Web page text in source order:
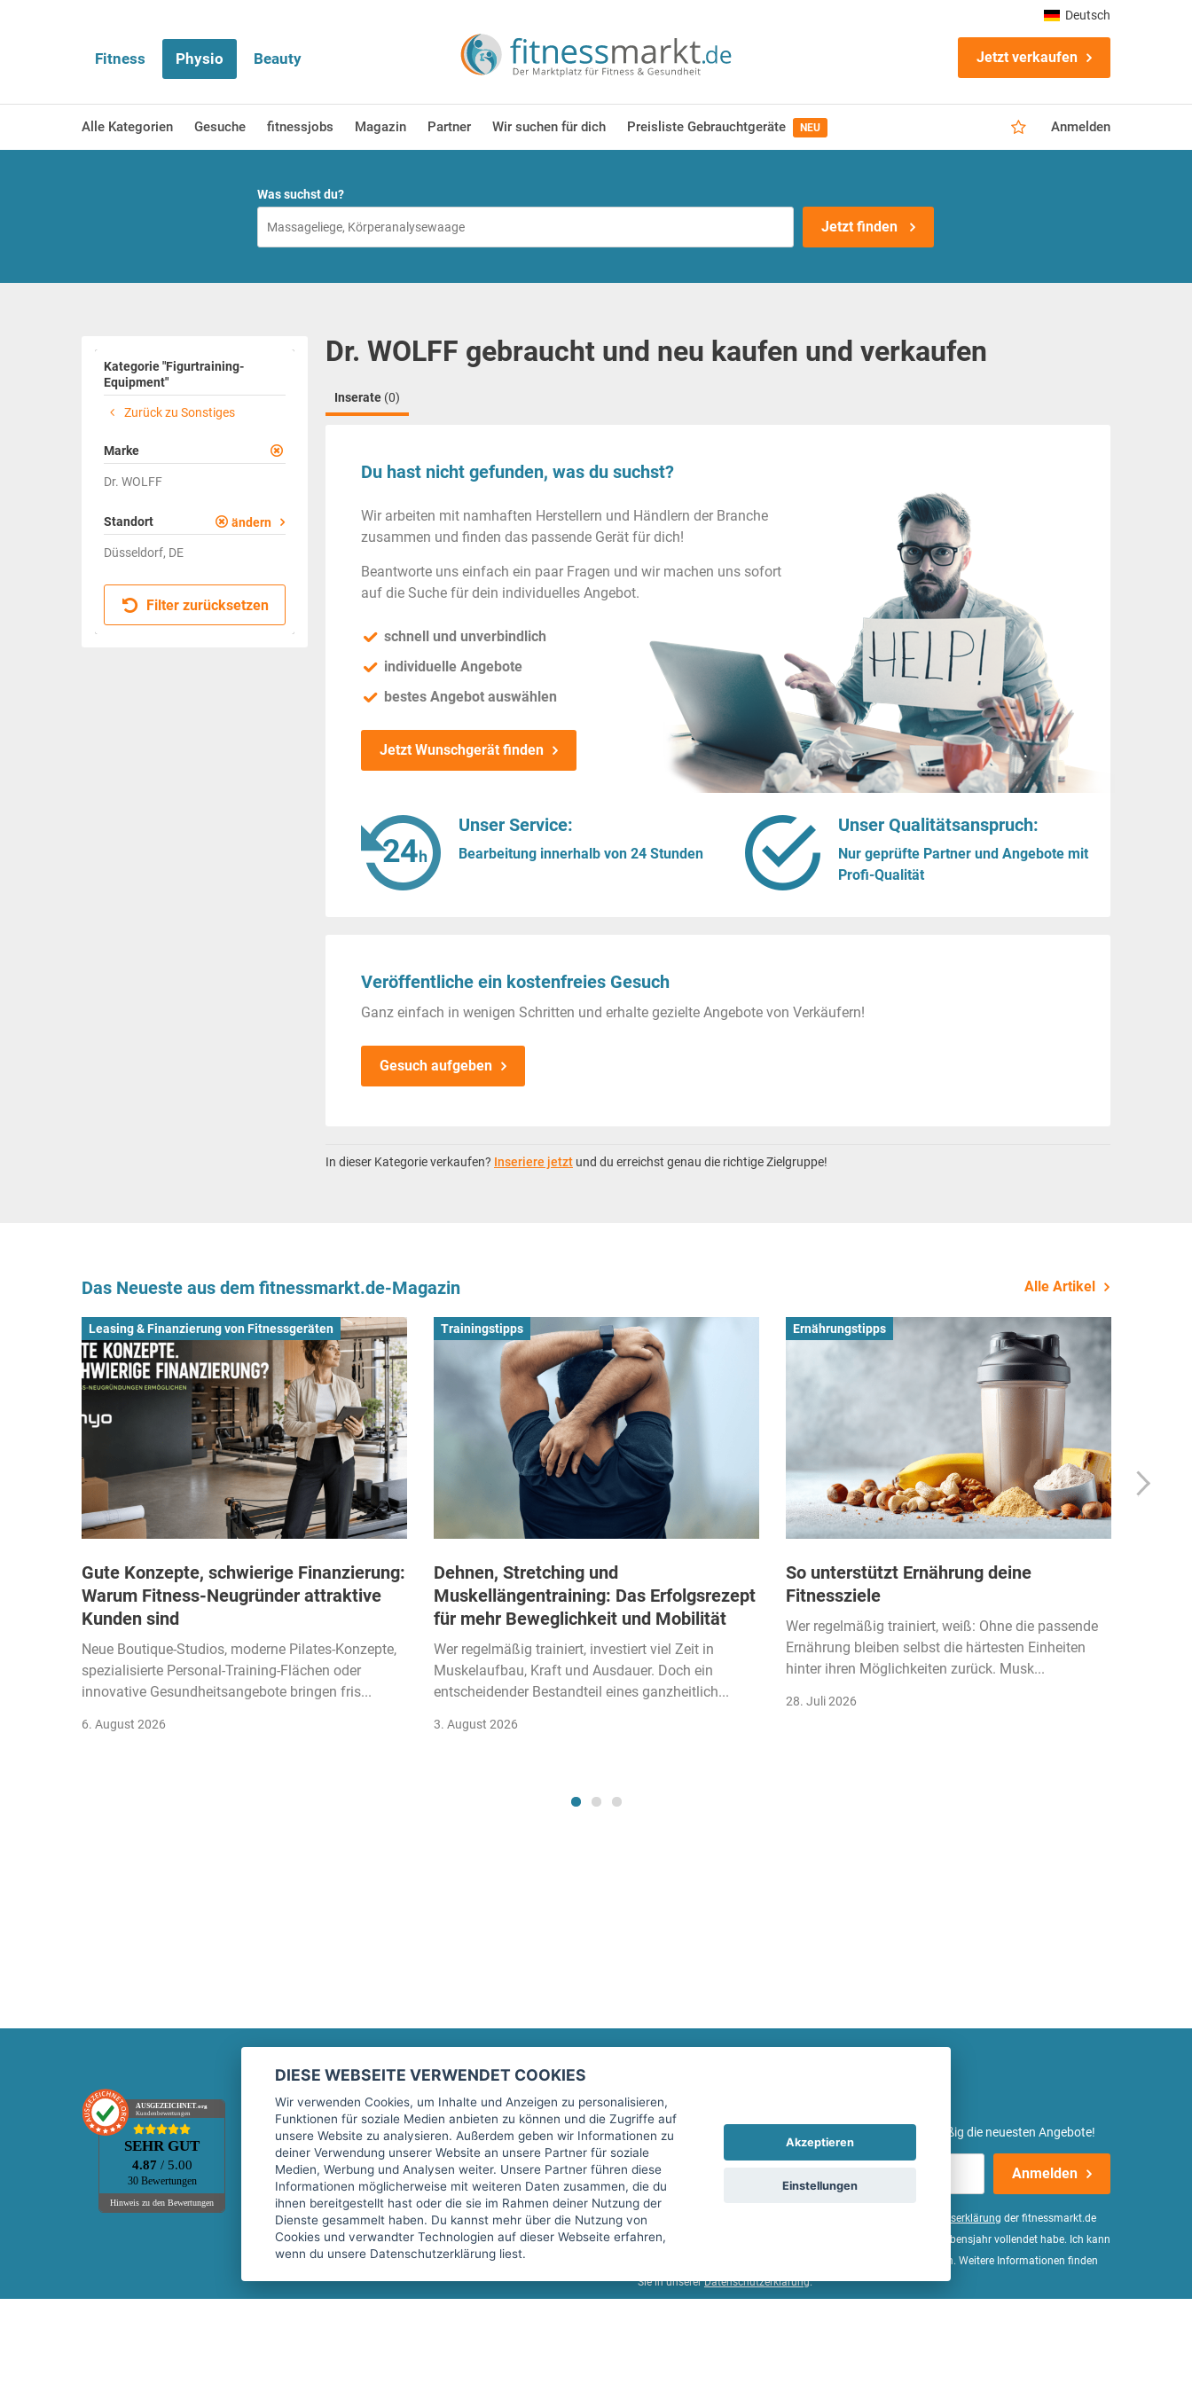
Fitness Physio Beauty Jetzt verkaufen
Alle Kategorien Gesuche fitnessjobs Magazin Partner Wir suchen für dich Preisliste Gebrauchtgeräte NEU Anmelden
Deutsch
Was suchst du?
Jetzt finden
Kategorie "Figurtraining-
Equipment"
Zurück zu Sonstiges
Marke
Dr. WOLFF
Standort ändern
Düsseldorf, DE
Filter zurücksetzen
Dr. WOLFF gebraucht und neu kaufen und verkaufen
Inserate (0)
Du hast nicht gefunden, was du suchst?
Wir arbeiten mit namhaften Herstellern und Händlern der Branche
zusammen und finden das passende Gerät für dich!
Beantworte uns einfach ein paar Fragen und wir machen uns sofort
auf die Suche für dein individuelles Angebot.
schnell und unverbindlich
individuelle Angebote
bestes Angebot auswählen
Jetzt Wunschgerät finden
Unser Service:
Bearbeitung innerhalb von 24 Stunden
Unser Qualitätsanspruch:
Nur geprüfte Partner und Angebote mit
Profi-Qualität
Veröffentliche ein kostenfreies Gesuch
Ganz einfach in wenigen Schritten und erhalte gezielte Angebote von Verkäufern!
Gesuch aufgeben
In dieser Kategorie verkaufen? Inseriere jetzt und du erreichst genau die richtige Zielgruppe!
Das Neueste aus dem fitnessmarkt.de-Magazin Alle Artikel
Leasing & Finanzierung von Fitnessgeräten
Gute Konzepte, schwierige Finanzierung:
Warum Fitness-Neugründer attraktive
Kunden sind
Neue Boutique-Studios, moderne Pilates-Konzepte,
spezialisierte Personal-Training-Flächen oder
innovative Gesundheitsangebote bringen fris...
6. August 2026
Trainingstipps
Dehnen, Stretching und
Muskellängentraining: Das Erfolgsrezept
für mehr Beweglichkeit und Mobilität
Wer regelmäßig trainiert, investiert viel Zeit in
Muskelaufbau, Kraft und Ausdauer. Doch ein
entscheidender Bestandteil eines ganzheitlich...
3. August 2026
Ernährungstipps
So unterstützt Ernährung deine
Fitnessziele
Wer regelmäßig trainiert, weiß: Ohne die passende
Ernährung bleiben selbst die härtesten Einheiten
hinter ihren Möglichkeiten zurück. Musk...
28. Juli 2026
AUSGEZEICHNET.org
Kundenbewertungen
SEHR GUT
4.87 / 5.00
30 Bewertungen
Hinweis zu den Bewertungen
Marktplatz
Kontakt
Preise Marktplatz
FAQ Marktplatz
Über uns
Werbebuchungen
Rechtliches
Impressum
AGB
Datenschutz
Sicherheit
Top-Inserat kündigen
fitnessmarkt.de Newsletter
Trage dich hier für unseren Newsletter ein und erhalte regelmäßig die neuesten Angebote!
Anmelden
Ich stimme der Verarbeitung meiner Daten, wie in der Einwilligungserklärung der fitnessmarkt.de
services GmbH beschrieben, zu und bestätige, dass ich das 16. Lebensjahr vollendet habe. Ich kann
diese Einwilligung jederzeit mit Wirkung für die Zukunft widerrufen. Weitere Informationen finden
Sie in unsererDatenschutzerklärung.
DIESE WEBSEITE VERWENDET COOKIES
Wir verwenden Cookies, um Inhalte und Anzeigen zu personalisieren,
Funktionen für soziale Medien anbieten zu können und die Zugriffe auf
unsere Website zu analysieren. Außerdem geben wir Informationen zu
deiner Verwendung unserer Website an unsere Partner für soziale
Medien, Werbung und Analysen weiter. Unsere Partner führen diese
Informationen möglicherweise mit weiteren Daten zusammen, die du
ihnen bereitgestellt hast oder die sie im Rahmen deiner Nutzung der
Dienste gesammelt haben. Du kannst mehr über die Nutzung von
Cookies und verwandter Technologien auf dieser Webseite erfahren,
wenn du unsere Datenschutzerklärung liest.
Akzeptieren
Einstellungen